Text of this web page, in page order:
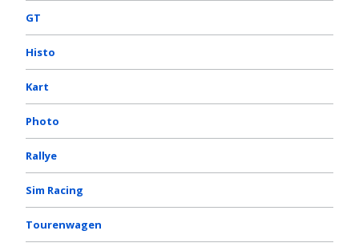
GT
Histo
Kart
Photo
Rallye
Sim Racing
Tourenwagen